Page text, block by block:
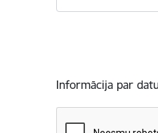
Informācija par